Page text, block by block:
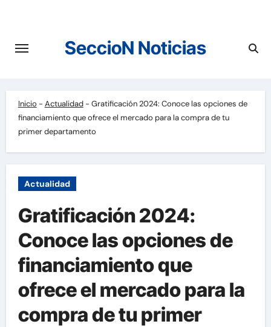
contenido
SeccioN Noticias
Inicio - Actualidad- Gratificación 2024: Conoce las opciones de
financiamiento que ofrece el mercado para la compra de tu
primer departamento
Actualidad
Gratificación 2024:
Conoce las opciones de
financiamiento que
ofrece el mercado para la
compra de tu primer